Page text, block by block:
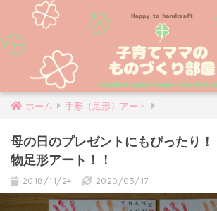
ホーム 手形（足形）アート
母の日のプレゼントにもぴったり
物足形アート！！
2018/11/24 2020/03/17